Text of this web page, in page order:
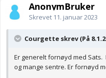
AnonymBruker
Skrevet 11. januar 2023
Courgette skrev (På
Er generelt fornøyd med
og mange sentre. Er fornøyd